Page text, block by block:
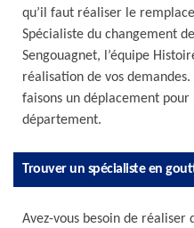
qu’il faut réaliser le
Spécialiste du changement
Sengouagnet, l’équipe
réalisation de vos
faisons un déplacement
département.
Trouver un spécialiste en
Avez-vous besoin de réaliser